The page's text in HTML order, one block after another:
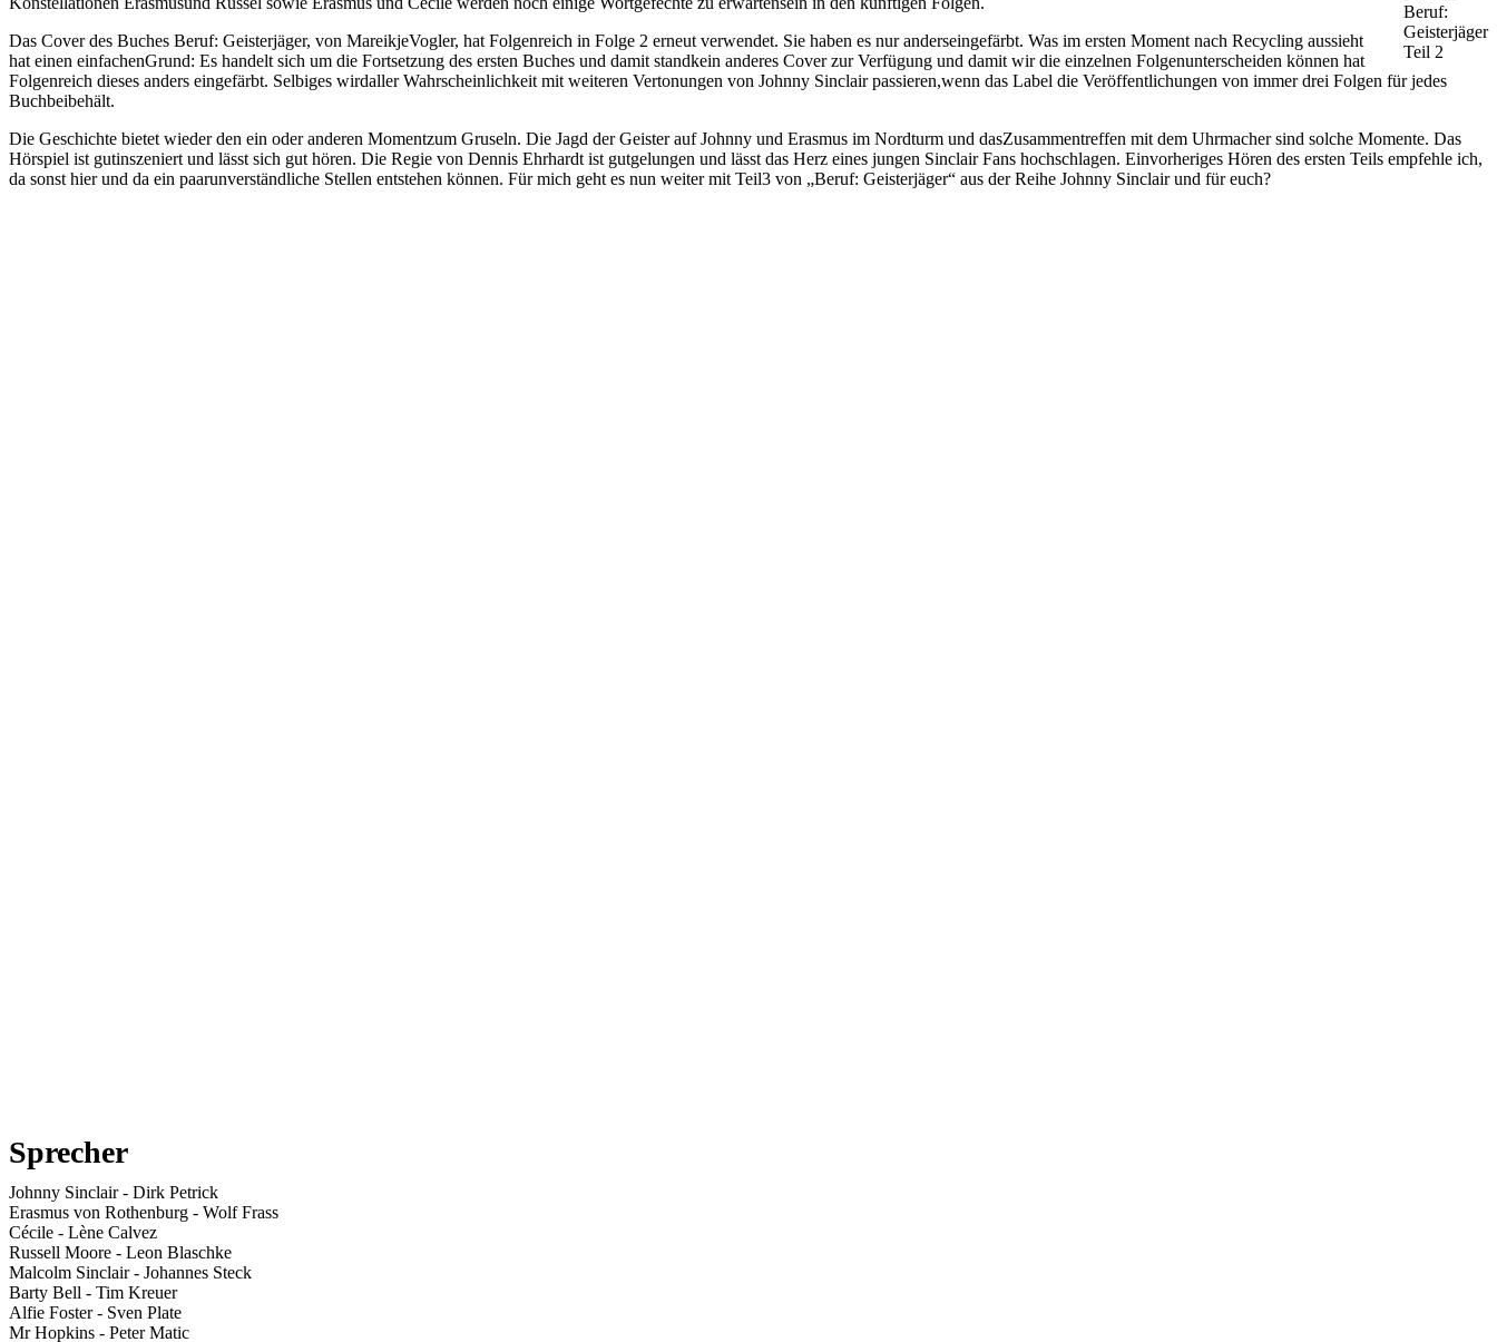
Beruf:
Geisterjäger
Teil 2
Das Cover des Buches Beruf: Geisterjäger, von MareikjeVogler, hat Folgenreich in Folge 2 erneut verwendet. Sie haben es nur anderseingefärbt. Was im ersten Moment nach Recycling aussieht
hat einen einfachenGrund: Es handelt sich um die Fortsetzung des ersten Buches und damit standkein anderes Cover zur Verfügung und damit wir die einzelnen Folgenunterscheiden können hat
Folgenreich dieses anders eingefärbt. Selbiges wirdaller Wahrscheinlichkeit mit weiteren Vertonungen von Johnny Sinclair passieren,wenn das Label die Veröffentlichungen von immer drei Folgen für jedes
Buchbeibehält.
Die Geschichte bietet wieder den ein oder anderen Momentzum Gruseln. Die Jagd der Geister auf Johnny und Erasmus im Nordturm und dasZusammentreffen mit dem Uhrmacher sind solche Momente. Das
Hörspiel ist gutinszeniert und lässt sich gut hören. Die Regie von Dennis Ehrhardt ist gutgelungen und lässt das Herz eines jungen Sinclair Fans hochschlagen. Einvorheriges Hören des ersten Teils empfehle ich,
da sonst hier und da ein paarunverständliche Stellen entstehen können. Für mich geht es nun weiter mit Teil3 von „Beruf: Geisterjäger“ aus der Reihe Johnny Sinclair und für euch?
Sprecher
Johnny Sinclair- Dirk Petrick
Erasmus von Rothenburg - Wolf Frass
Cécile - Lène Calvez
Russell Moore - Leon Blaschke
Malcolm Sinclair- Johannes Steck
Barty Bell - Tim Kreuer
Alfie Foster- Sven Plate
Mr Hopkins - Peter Matic